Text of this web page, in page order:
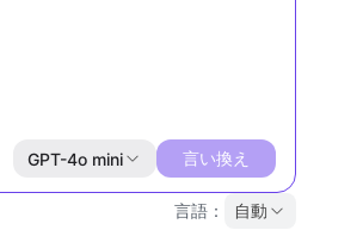
GPT-4o mini 言い換え
言語： 自動